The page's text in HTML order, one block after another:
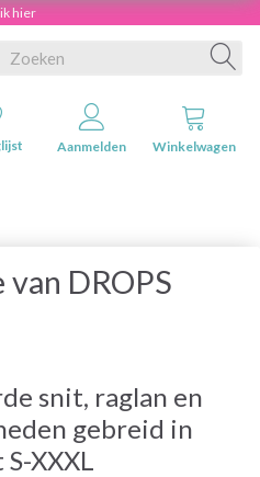
hier
Aanmelden Winkelwagen
DROPS
snit, raglan en
gebreid in
XXXL